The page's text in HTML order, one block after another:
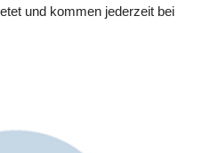
und kommen jederzeit bei